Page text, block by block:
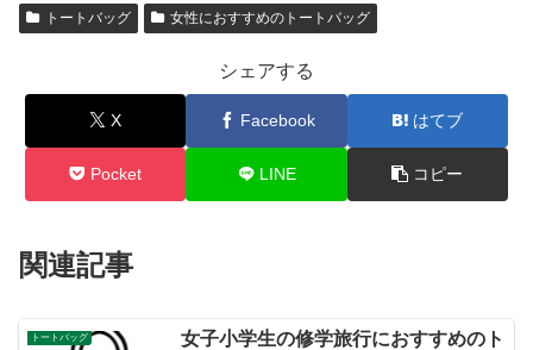
トートバッグ 女性におすすめのトートバッグ
シェアする
X Facebook はてブ
Pocket LINE コピー
関連記事
トートバッグ
女子小学生の修学旅行におすすめのト